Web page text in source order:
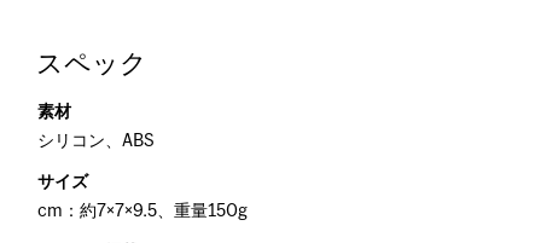
スペック
素材
シリコン、ABS
サイズ
cm：約7×7×9.5、重量150g